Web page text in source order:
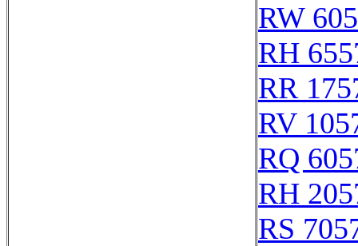
RW
RH
RR
RV
RQ
RH
RS